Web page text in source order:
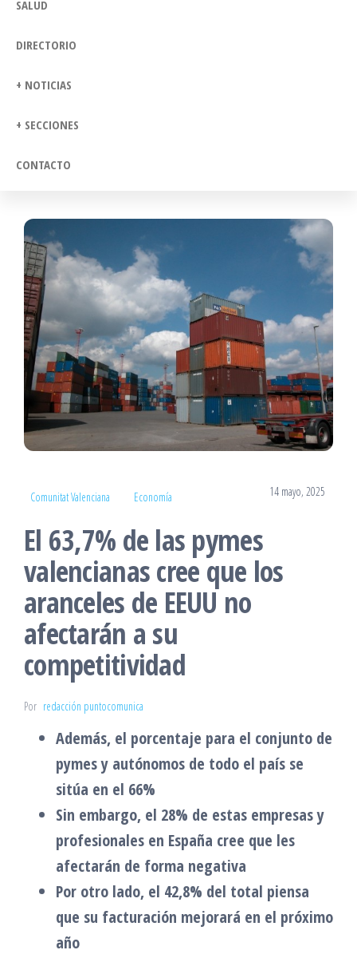
SALUD
DIRECTORIO
+ NOTICIAS
+ SECCIONES
CONTACTO
Comunitat Valenciana Economía 14 mayo, 2025
El 63,7% de las pymes
valencianas cree que los
aranceles de EEUU no
afectarán a su
competitividad
Por redacción puntocomunica
Además, el porcentaje para el conjunto de
pymes y autónomos de todo el país se
sitúa en el 66%
Sin embargo, el 28% de estas empresas y
profesionales en España cree que les
afectarán de forma negativa
Por otro lado, el 42,8% del total piensa
que su facturación mejorará en el próximo
año